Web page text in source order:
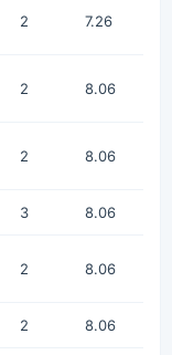
2 7.26
2 8.06
2 8.06
3 8.06
2 8.06
2 8.06